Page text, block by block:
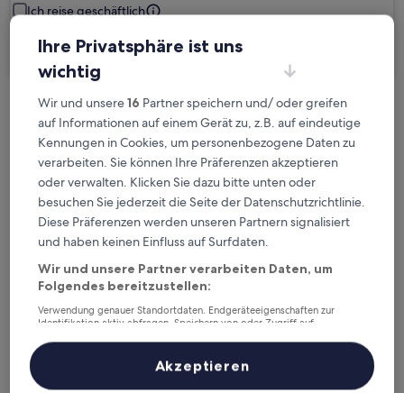
Ich reise geschäftlich
Suchen
Kostenlose Stornierung bei
Planänderungen
Verdiene Prämien für jede
wahrgenommene Übernachtung
Mehr sparen mit Preisen für Mitglieder
6. Aug. - 7. Aug.
7. Aug. - 8. Aug.
Ihre Privatsphäre ist uns
wichtig
Wir und unsere16 Partner speichern und/ oder greifen
auf Informationen auf einem Gerät zu, z.B. auf eindeutige
Kennungen in Cookies, um personenbezogene Daten zu
verarbeiten. Sie können Ihre Präferenzen akzeptieren
oder verwalten. Klicken Sie dazu bitte unten oder
besuchen Sie jederzeit die Seite der Datenschutzrichtlinie.
Diese Präferenzen werden unseren Partnern signalisiert
und haben keinen Einfluss auf Surfdaten.
Wir und unsere Partner verarbeiten Daten, um
Folgendes bereitzustellen:
Verwendung genauer Standortdaten. Endgeräteeigenschaften zur
Identifikation aktiv abfragen. Speichern von oder Zugriff auf
Inhalte, Messung von Werbeleistung und der Performance von Inhalten,
Zielgruppenforschung sowie Entwicklung und Verbesserung von
Akzeptieren